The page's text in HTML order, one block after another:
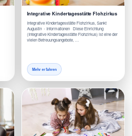
Integrative Kindertagesstätte Flohzirkus
Integrative Kindertagesstätte Flohzirkus, Sankt
Augustin - Informationen Diese Einrichtung
(Integrative Kindertagesstätte Flohzirkus) ist eine der
vielen Betreuungsangebote, …
Mehr erfahren